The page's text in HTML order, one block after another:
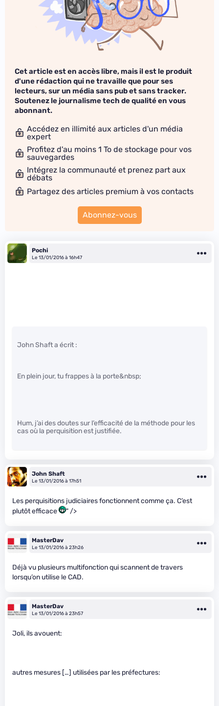
Cet article est en accès libre, mais il est le produit
d'une rédaction qui ne travaille que pour ses
lecteurs, sur un média sans pub et sans tracker.
Soutenez le journalisme tech de qualité en vous
abonnant.
Accédez en illimité aux articles d'un média
expert
Profitez d'au moins 1 To de stockage pour vos
sauvegardes
Intégrez la communauté et prenez part aux
débats
Partagez des articles premium à vos contacts
Abonnez-vous
Pochi
Le 13/01/2016 à 16h47
John Shaft a écrit :
En plein jour, tu frappes à la porte&nbsp;
Hum, j’ai des doutes sur l’efficacité de la méthode pour les
cas où la perquisition est justifiée.
John Shaft
Le 13/01/2016 à 17h51
Les perquisitions judiciaires fonctionnent comme ça. C’est
plutôt efficace
" />
MasterDav
Le 13/01/2016 à 23h26
Déjà vu plusieurs multifonction qui scannent de travers
lorsqu’on utilise le CAD.
MasterDav
Le 13/01/2016 à 23h57
Joli, ils avouent:
autres mesures […] utilisées par les préfectures: